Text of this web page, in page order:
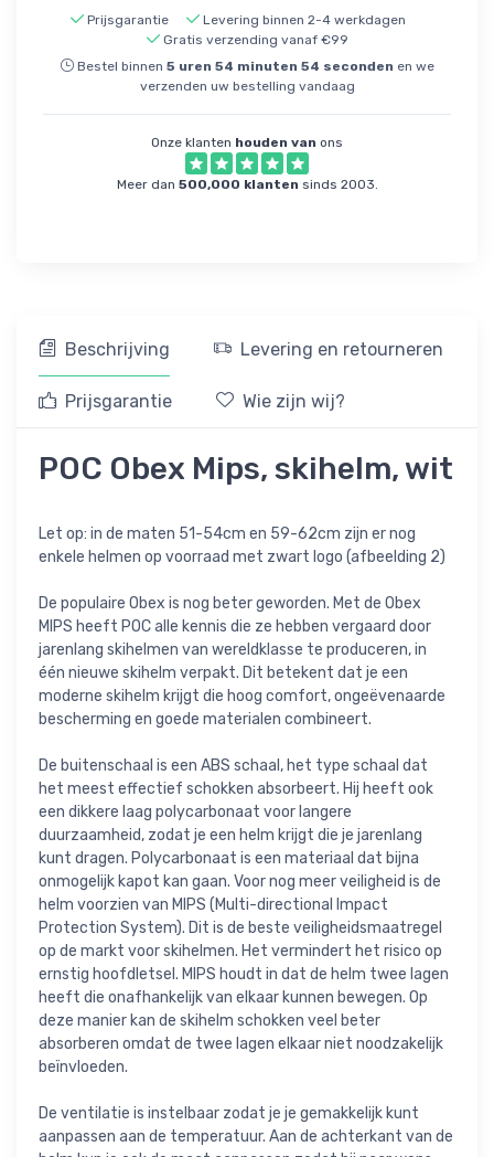
Prijsgarantie
Levering binnen 2-4 werkdagen
Gratis verzending vanaf €99
Bestel binnen 5 uren 54 minuten 53 seconden en we
verzenden uw bestelling vandaag
Onze klanten houden van ons
Meer dan 500,000 klanten sinds 2003.
Beschrijving Levering en retourneren
Prijsgarantie Wie zijn wij?
POC Obex Mips, skihelm, wit
Let op: in de maten 51-54cm en 59-62cm zijn er nog
enkele helmen op voorraad met zwart logo (afbeelding 2)
De populaire Obex is nog beter geworden. Met de Obex
MIPS heeft POC alle kennis die ze hebben vergaard door
jarenlang skihelmen van wereldklasse te produceren, in
één nieuwe skihelm verpakt. Dit betekent dat je een
moderne skihelm krijgt die hoog comfort, ongeëvenaarde
bescherming en goede materialen combineert.
De buitenschaal is een ABS schaal, het type schaal dat
het meest effectief schokken absorbeert. Hij heeft ook
een dikkere laag polycarbonaat voor langere
duurzaamheid, zodat je een helm krijgt die je jarenlang
kunt dragen. Polycarbonaat is een materiaal dat bijna
onmogelijk kapot kan gaan. Voor nog meer veiligheid is de
helm voorzien van MIPS (Multi-directional Impact
Protection System). Dit is de beste veiligheidsmaatregel
op de markt voor skihelmen. Het vermindert het risico op
ernstig hoofdletsel. MIPS houdt in dat de helm twee lagen
heeft die onafhankelijk van elkaar kunnen bewegen. Op
deze manier kan de skihelm schokken veel beter
absorberen omdat de twee lagen elkaar niet noodzakelijk
beïnvloeden.
De ventilatie is instelbaar zodat je je gemakkelijk kunt
aanpassen aan de temperatuur. Aan de achterkant van de